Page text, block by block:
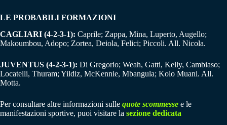
LE PROBABILI FORMAZIONI
CAGLIARI (4-2-3-1): Caprile; Zappa, Mina, Luperto, Augello;
Makoumbou, Adopo; Zortea, Deiola, Felici; Piccoli. All. Nicola.
JUVENTUS (4-2-3-1): Di Gregorio; Weah, Gatti, Kelly, Cambiaso;
Locatelli, Thuram; Yildiz, McKennie, Mbangula; Kolo Muani. All.
Motta.
Per consultare altre informazioni sulle quote scommesse e le
manifestazioni sportive, puoi visitare la sezione dedicata